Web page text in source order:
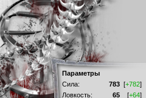
Параметры
Сила:
783 [+782]
Ловкость:
65 [+64]